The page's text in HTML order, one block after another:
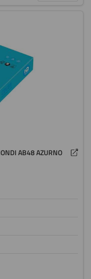
AB48 AZURNO